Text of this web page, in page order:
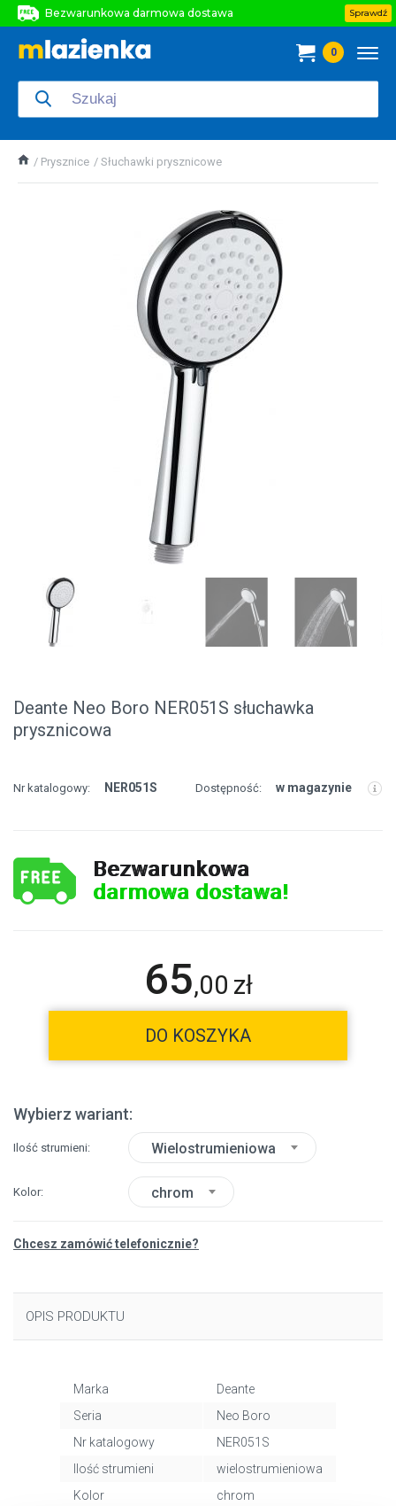
Bezwarunkowa darmowa dostawa
Bezwarunkowa darmowa dostawa
Sprawdź
0
Prysznice Słuchawki prysznicowe
Deante Neo Boro NER051S słuchawka
prysznicowa
Nr katalogowy: NER051S Dostępność: w magazynie
Bezwarunkowa
darmowa dostawa!
65,00 zł
DO KOSZYKA
Wybierz wariant:
Ilość strumieni Wielostrumieniowa
Kolor chrom
Chcesz zamówić telefonicznie?
OPIS PRODUKTU
Marka
Deante
Seria
Neo Boro
Nr katalogowy
NER051S
Ilość strumieni
wielostrumieniowa
Kolor
chrom